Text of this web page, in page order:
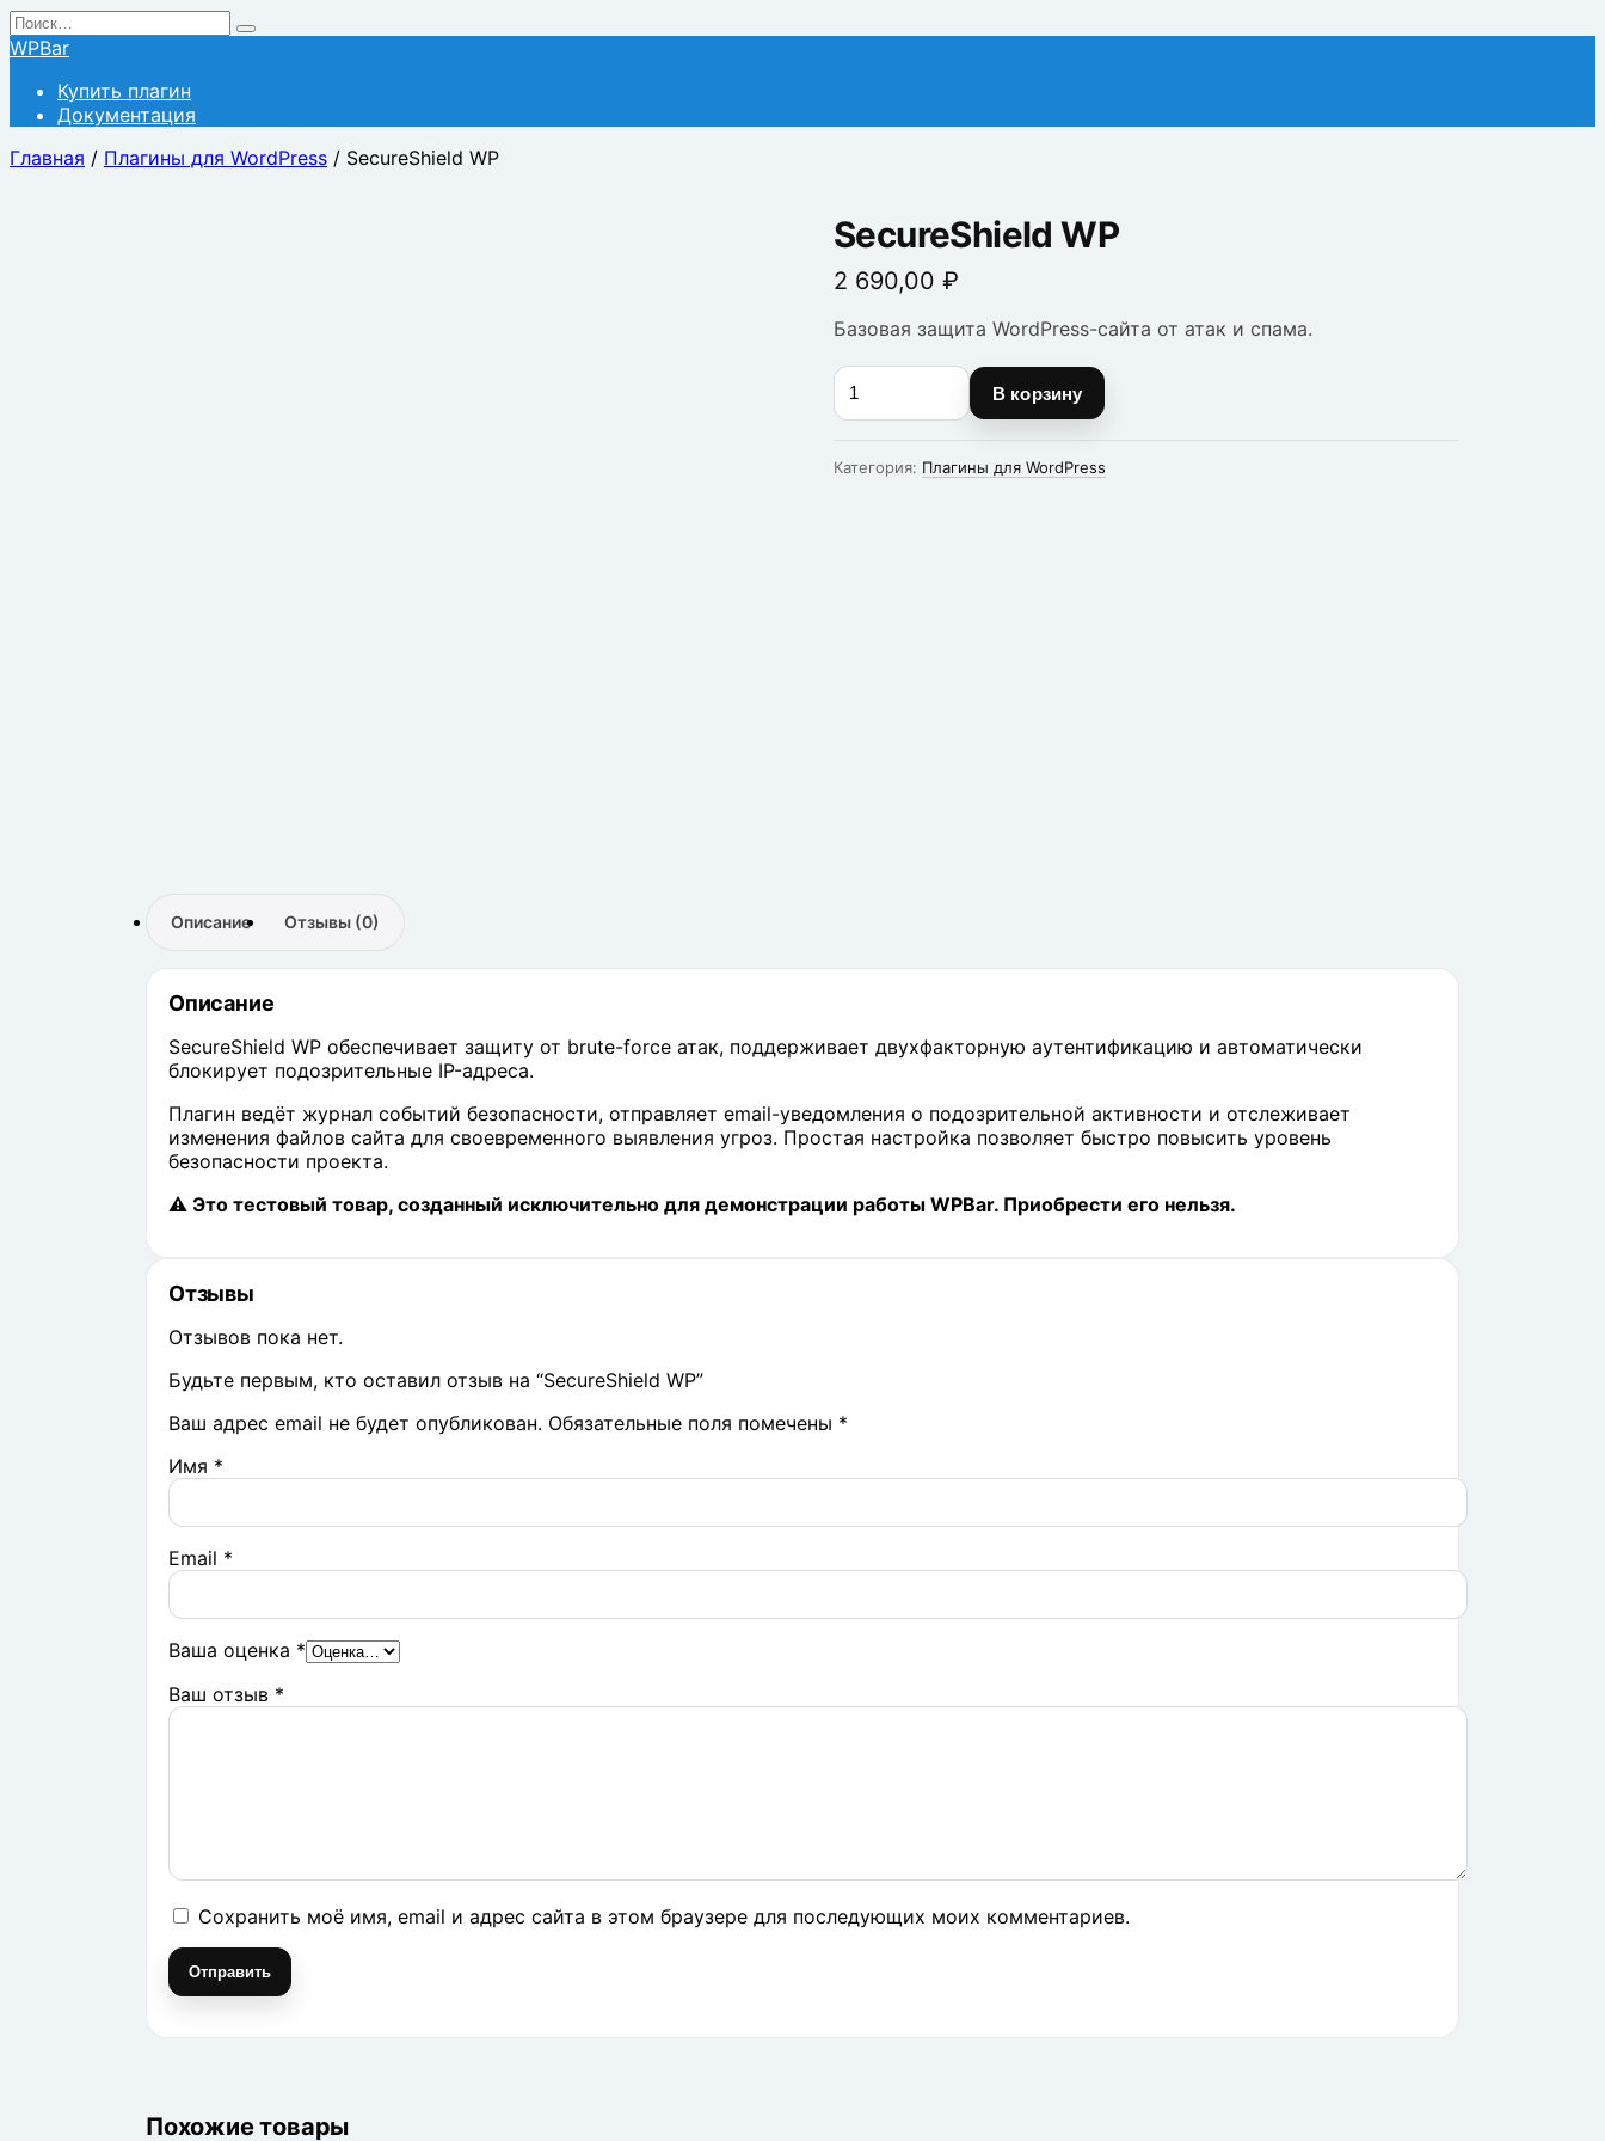
Перейти
к
Search
for:
WPBar
Купить плагин
Документация
Главная / Плагины для WordPress / SecureShield WP
SecureShield WP
2 690,00 ₽
Базовая защита WordPress-сайта от атак и спама.
Количество
товара
SecureShield
В корзину
Категория: Плагины для WordPress
Описание Отзывы (0)
Описание
SecureShield WP обеспечивает защиту от brute-force атак, поддерживает двухфакторную аутентификацию и автоматически
блокирует подозрительные IP-адреса.
Плагин ведёт журнал событий безопасности, отправляет email-уведомления о подозрительной активности и отслеживает
изменения файлов сайта для своевременного выявления угроз. Простая настройка позволяет быстро повысить уровень
безопасности проекта.
⚠️ Это тестовый товар, созданный исключительно для демонстрации работы WPBar. Приобрести его нельзя.
Отзывы
Отзывов пока нет.
Будьте первым, кто оставил отзыв на “SecureShield WP”
Ваш адрес email не будет опубликован. Обязательные поля помечены *
Имя *
Email *
Ваша оценка *
Ваш отзыв *
Сохранить моё имя, email и адрес сайта в этом браузере для последующих моих комментариев.
Похожие товары